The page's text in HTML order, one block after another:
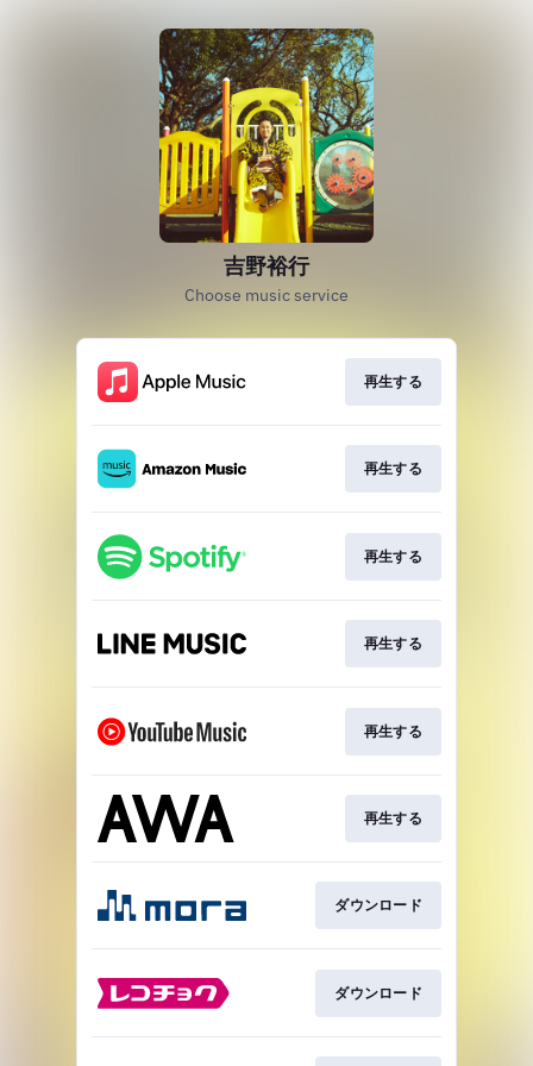
吉野裕行
Choose music service
再生する
再生する
再生する
再生する
再生する
再生する
ダウンロード
ダウンロード